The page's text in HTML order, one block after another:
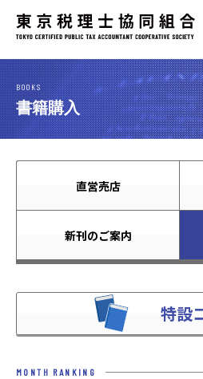
BOOKS
書籍購入
直営売店
新刊のご案内
特設
MONTH RANKING